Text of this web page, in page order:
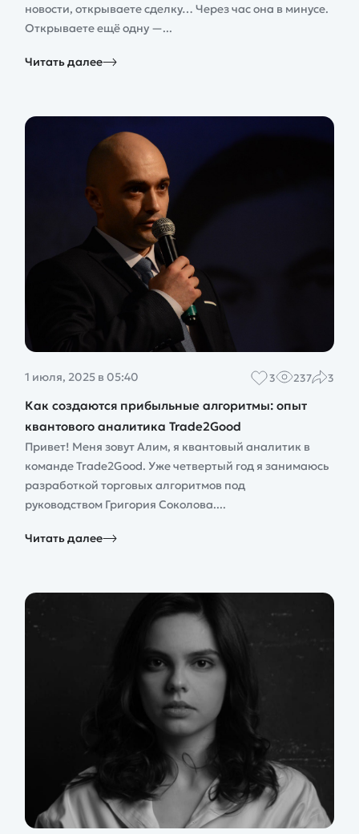
новости, открываете сделку… Через час она в минусе.
Открываете ещё одну —...
Читать далее
1 июля, 2025 в 05:40 3 237 3
Как создаются прибыльные алгоритмы: опыт
квантового аналитика Trade2Good
Привет! Меня зовут Алим, я квантовый аналитик в
команде Trade2Good. Уже четвертый год я занимаюсь
разработкой торговых алгоритмов под
руководством Григория Соколова....
Читать далее